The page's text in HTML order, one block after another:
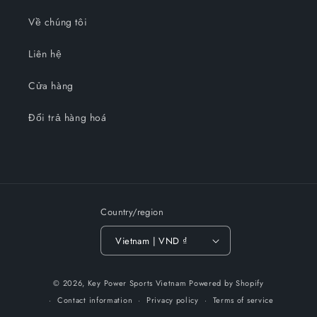
Về chúng tôi
Liên hệ
Cửa hàng
Đổi trả hàng hoá
Country/region
Vietnam | VND ₫
methods
© 2026, Key Power Sports Vietnam Powered by Shopify
Contact information
Privacy policy
Terms of service